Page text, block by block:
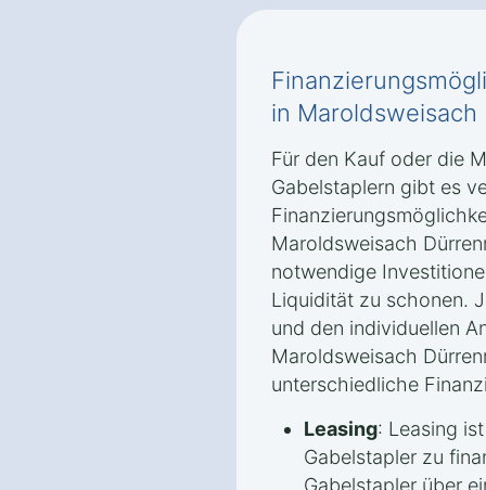
in
Für den Kauf oder die
Gabelstaplern gibt es
Maroldsweisach
notwendige
Liquidität zu schonen.
und den individuellen
Maroldsweisach
unterschiedliche
Leasing: Leasing
Gabelstapler zu
Gabelstapler über